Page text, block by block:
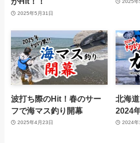
2025年5月31日
波打ち際のHit！春のサー
フで海マス釣り開幕
2025年4月23日
北海
2024
2024年